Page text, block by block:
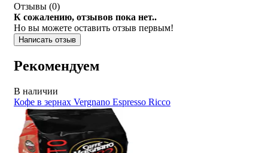
Отзывы (0)
К сожалению, отзывов пока нет..
Но вы можете оставить отзыв первым!
Написать отзыв
Рекомендуем
В наличии
Кофе в зернах Vergnano Espresso Ricco